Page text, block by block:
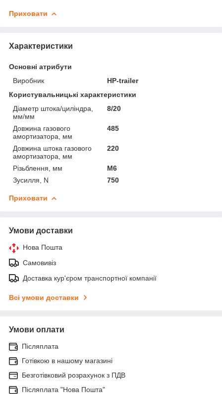
Приховати
Характеристики
Основні атрибути
Виробник
HP-trailer
Користувальницькі характеристики
Діаметр штока/циліндра,
мм/мм
8/20
Довжина газового
амортизатора, мм
485
Довжина штока газового
амортизатора, мм
220
Різьблення, мм
М6
Зусилля, N
750
Приховати
Умови доставки
Нова Пошта
Самовивіз
Доставка кур'єром транспортної компанії
Всі умови доставки
Умови оплати
Післяплата
Готівкою в нашому магазині
Безготівковий розрахунок з ПДВ
Післяплата "Нова Пошта"